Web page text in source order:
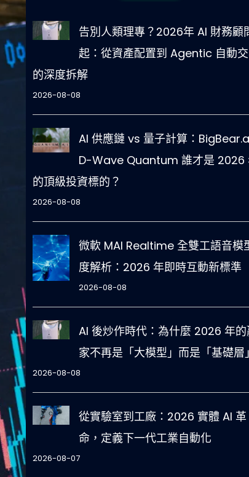
告別人類理專？2026年 AI 財務顧
起：從資產配置到 Agentic 自動
的深度拆解
2026-08-08
AI 供應鏈 vs 量子計算：
D-Wave Quantum 誰才是 2026
的頂級投資標的？
2026-08-08
微軟 MAI Realtime 全雙工語音模
度解析：2026 年即時互動新標準
2026-08-08
AI 後炒作時代：為什麼 2026 年的
家不再是「大模型」而是「基礎層
2026-08-08
從實驗室到工廠：2026 實體 AI 革
命，定義下一代工業自動化
2026-08-07